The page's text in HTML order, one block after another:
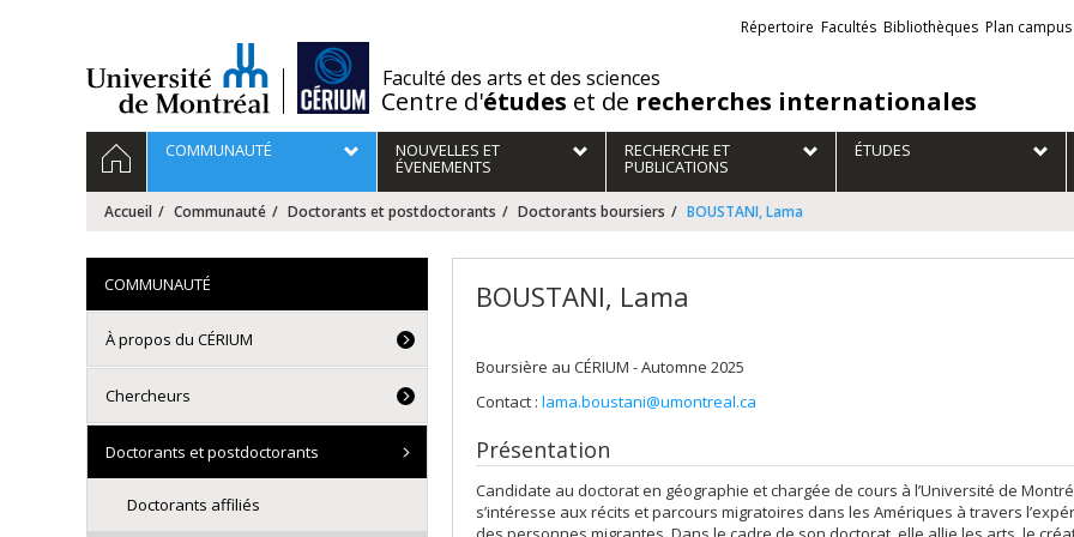
Faculté des arts et des sciences
Centre d'études et de recherches internationales
Liens
externes
Répertoire Facultés Bibliothèques Plan campus
Navigation
principale
ACCUEILCOMMUNAUTÉ NOUVELLES ET
ÉVENEMENTS
RECHERCHE ET
PUBLICATIONS
ÉTUDES
Accueil Communauté Doctorants et postdoctorants Doctorants boursiers BOUSTANI, Lama
BOUSTANI, Lama
Boursière au CÉRIUM - Automne 2025
Contact : lama.boustani@umontreal.ca
Présentation
Candidate au doctorat en géographie et chargée de cours à l’Université de
s’intéresse aux récits et parcours migratoires dans les Amériques à travers
COMMUNAUTÉ
À propos du CÉRIUM
Chercheurs
Doctorants et postdoctorants
Doctorants affiliés